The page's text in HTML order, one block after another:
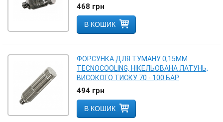
468 грн
В КОШИК
ФОРСУНКА ДЛЯ ТУМАНУ 0,15MM
TECNOCOOLING, НІКЕЛЬОВАНА ЛАТУНЬ,
ВИСОКОГО ТИСКУ 70 - 100 БАР
494 грн
В КОШИК